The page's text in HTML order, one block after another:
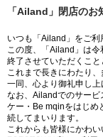
「Ailand」閉店の
いつも「Ailand」をご利
この度、「Ailand」は
終了させていただくこと
これまで長きにわたり
一同、心より御礼申し上
なお、Ailandでのサー
ケー・Be mqinをはじめ
続してまいります。
これからも皆様にかわ